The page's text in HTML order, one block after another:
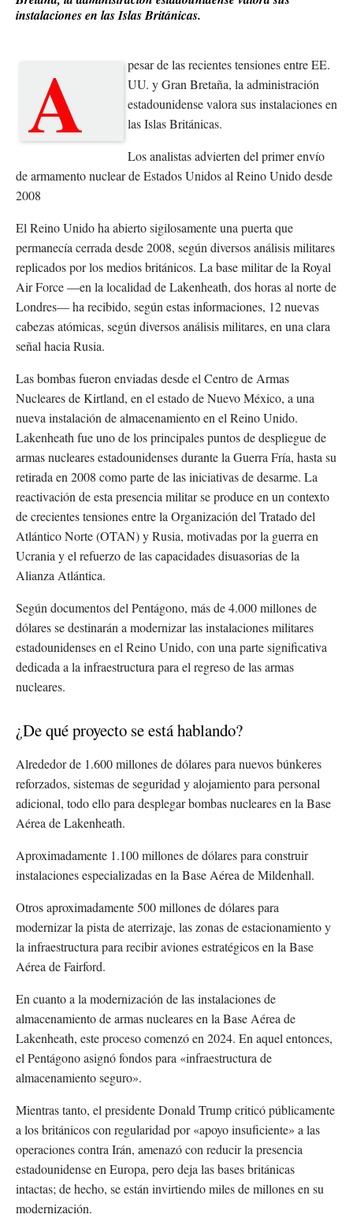
instalaciones en las Islas Británicas.
A
pesar de las recientes tensiones entre EE.
UU. y Gran Bretaña, la administración
estadounidense valora sus instalaciones en
las Islas Británicas.
Los analistas advierten del primer envío
de armamento nuclear de Estados Unidos al Reino Unido desde
2008
El Reino Unido ha abierto sigilosamente una puerta que
permanecía cerrada desde 2008, según diversos análisis militares
replicados por los medios británicos. La base militar de la Royal
Air Force —en la localidad de Lakenheath, dos horas al norte de
Londres— ha recibido, según estas informaciones, 12 nuevas
cabezas atómicas, según diversos análisis militares, en una clara
señal hacia Rusia.
Las bombas fueron enviadas desde el Centro de Armas
Nucleares de Kirtland, en el estado de Nuevo México, a una
nueva instalación de almacenamiento en el Reino Unido.
Lakenheath fue uno de los principales puntos de despliegue de
armas nucleares estadounidenses durante la Guerra Fría, hasta su
retirada en 2008 como parte de las iniciativas de desarme. La
reactivación de esta presencia militar se produce en un contexto
de crecientes tensiones entre la Organización del Tratado del
Atlántico Norte (OTAN) y Rusia, motivadas por la guerra en
Ucrania y el refuerzo de las capacidades disuasorias de la
Alianza Atlántica.
Según documentos del Pentágono, más de 4.000 millones de
dólares se destinarán a modernizar las instalaciones militares
estadounidenses en el Reino Unido, con una parte significativa
dedicada a la infraestructura para el regreso de las armas
nucleares.
¿De qué proyecto se está hablando?
Alrededor de 1.600 millones de dólares para nuevos búnkeres
reforzados, sistemas de seguridad y alojamiento para personal
adicional, todo ello para desplegar bombas nucleares en la Base
Aérea de Lakenheath.
Aproximadamente 1.100 millones de dólares para construir
instalaciones especializadas en la Base Aérea de Mildenhall.
Otros aproximadamente 500 millones de dólares para
modernizar la pista de aterrizaje, las zonas de estacionamiento y
la infraestructura para recibir aviones estratégicos en la Base
Aérea de Fairford.
En cuanto a la modernización de las instalaciones de
almacenamiento de armas nucleares en la Base Aérea de
Lakenheath, este proceso comenzó en 2024. En aquel entonces,
el Pentágono asignó fondos para «infraestructura de
almacenamiento seguro».
Mientras tanto, el presidente Donald Trump criticó públicamente
a los británicos con regularidad por «apoyo insuficiente» a las
operaciones contra Irán, amenazó con reducir la presencia
estadounidense en Europa, pero deja las bases británicas
intactas; de hecho, se están invirtiendo miles de millones en su
modernización.